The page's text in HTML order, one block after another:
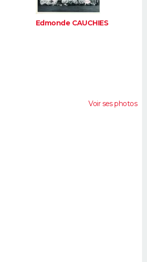
Edmonde CAUCHIES
Voir ses photos